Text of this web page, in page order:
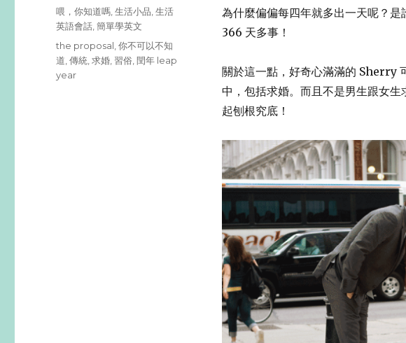
為什麼偏偏每四年就多出一天呢？
366 天多事！
關於這一點，好奇心滿滿的 Sherry
中，包括求婚。而且不是男生跟女
起刨根究底！
on
Categories
喂，你知道嗎 ,生活小品 ,生活
英語會話 ,簡單學英文
Tags
the proposal ,你不可以不知
道 ,傳統 ,求婚 習俗 閏年 leap
year